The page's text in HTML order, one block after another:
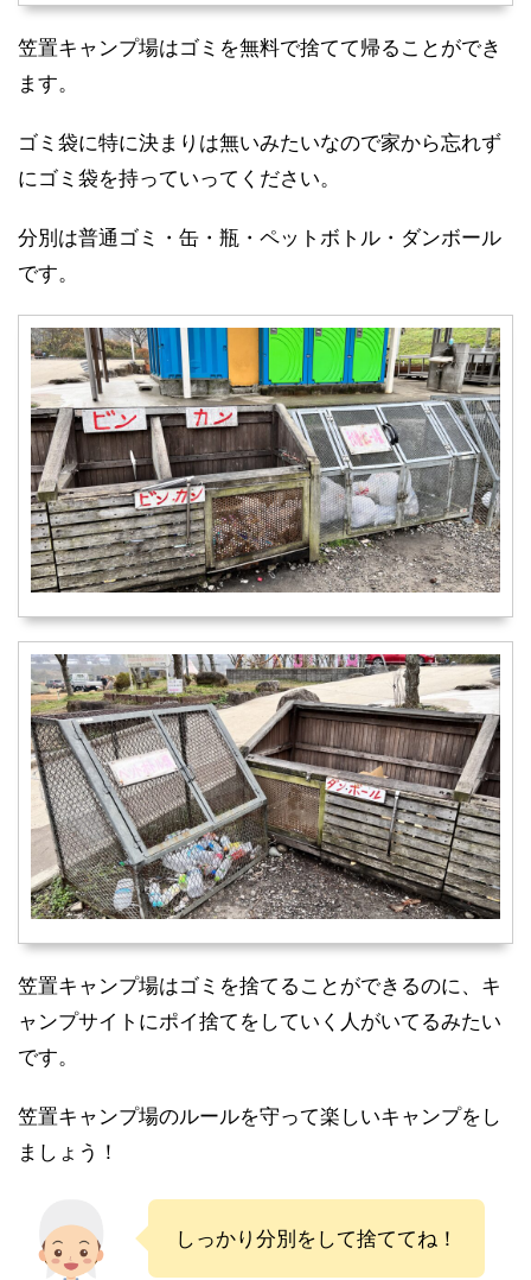
笠置キャンプ場はゴミを無料で捨てて帰ることができ
ます。
ゴミ袋に特に決まりは無いみたいなので家から忘れず
にゴミ袋を持っていってください。
分別は普通ゴミ・缶・瓶・ペットボトル・ダンボール
です。
笠置キャンプ場はゴミを捨てることができるのに、キ
ャンプサイトにポイ捨てをしていく人がいてるみたい
です。
笠置キャンプ場のルールを守って楽しいキャンプをし
ましょう！
しっかり分別をして捨ててね！